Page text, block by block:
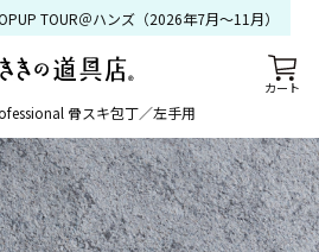
カート
TOUR＠ハンズ（2026年7月〜11月）
骨スキ包丁／左手用